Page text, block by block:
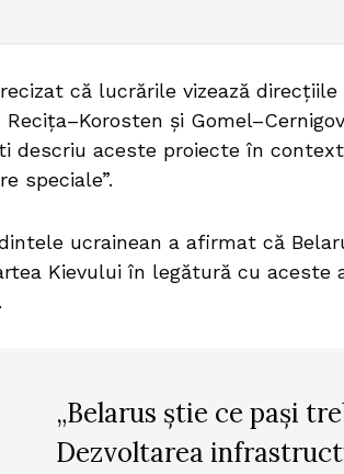
că lucrările vizează
Recița–Korosten și
descriu aceste proiecte în
speciale”.
ucrainean a afirmat că
Kievului în legătură cu
„Belarus știe ce pași
Dezvoltarea